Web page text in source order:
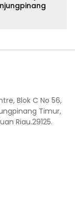
Blok C No 56,
Timur,
Riau.29125.